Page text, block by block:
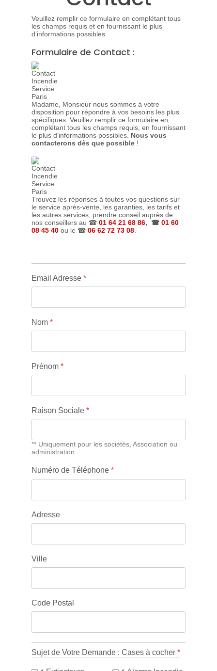
Veuillez remplir ce formulaire en complétant tous
les champs requis et en fournissant le plus
d’informations possibles.
Formulaire de Contact :
Madame, Monsieur nous sommes à votre
disposition pour répondre à vos besoins les plus
spécifiques. Veuillez remplir ce formulaire en
complétant tous les champs requis, en fournissant
le plus d’informations possibles. Nous vous
contacterons dès que possible !
Trouvez les réponses à toutes vos questions sur
le service après-vente, les garanties, les tarifs et
les autres services, prendre conseil auprès de
nos conseillers au ☎ 01 64 21 68 86, ☎ 01 60
08 45 40 ou le ☎ 06 62 72 73 08
Email Adresse *
Nom *
Prènom *
Raison Sociale *
** Uniquement pour les sociétés, Association ou
administration
Numéro de Téléphone *
Adresse
Ville
Code Postal
Sujet de Votre Demande : Cases à cocher *